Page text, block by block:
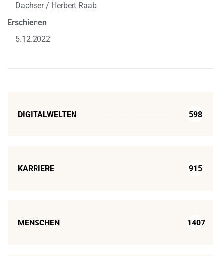
Dachser / Herbert Raab
Erschienen
5.12.2022
DIGITALWELTEN 598
KARRIERE 915
MENSCHEN 1407